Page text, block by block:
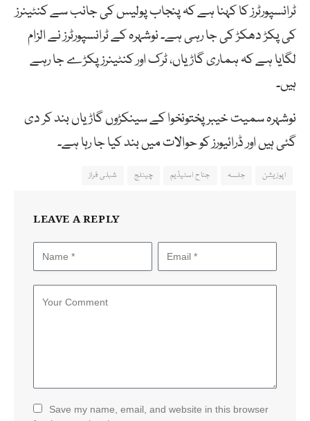
ٹرانسپورٹرز کا کہنا ہے کہ پنجاب پولیس کی جانب سے کنٹینرز
کی پکڑ دھکڑ کی جا رہی ہے۔ نوشہرہ کے ٹرانسپورٹرز نے الزام
لگایا ہے کہ ہماری گاڑیاں، ٹرک اور کنٹینرز پکڑے جا رہے
ہیں۔
نوشہرہ سمیت خیبرپختونخوا کے سینکڑوں گاڑیاں بند کر دی
گئی ہیں اور ڈرائیورز کو حوالات میں بند کیا جا رہا ہے۔
اپوزیشن جلسہ جناح اسٹیڈیم چینلج شبلی فراز
LEAVE A REPLY
Save my name, email, and website in this browser